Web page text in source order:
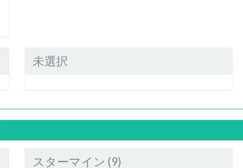
未選択
スターマイン (9)